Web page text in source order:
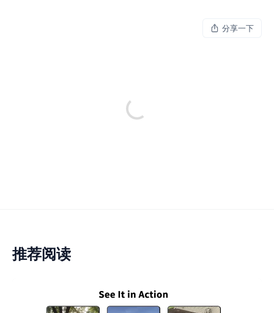
分享一下
推荐阅读